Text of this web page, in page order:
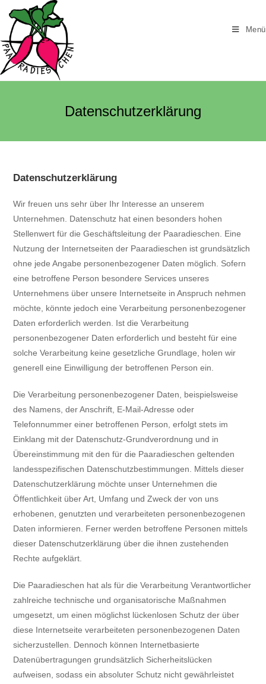
Inhalt
springen
Menü
Datenschutzerklärung
Datenschutzerklärung
Wir freuen uns sehr über Ihr Interesse an unserem
Unternehmen. Datenschutz hat einen besonders hohen
Stellenwert für die Geschäftsleitung der Paaradieschen. Eine
Nutzung der Internetseiten der Paaradieschen ist grundsätzlich
ohne jede Angabe personenbezogener Daten möglich. Sofern
eine betroffene Person besondere Services unseres
Unternehmens über unsere Internetseite in Anspruch nehmen
möchte, könnte jedoch eine Verarbeitung personenbezogener
Daten erforderlich werden. Ist die Verarbeitung
personenbezogener Daten erforderlich und besteht für eine
solche Verarbeitung keine gesetzliche Grundlage, holen wir
generell eine Einwilligung der betroffenen Person ein.
Die Verarbeitung personenbezogener Daten, beispielsweise
des Namens, der Anschrift, E-Mail-Adresse oder
Telefonnummer einer betroffenen Person, erfolgt stets im
Einklang mit der Datenschutz-Grundverordnung und in
Übereinstimmung mit den für die Paaradieschen geltenden
landesspezifischen Datenschutzbestimmungen. Mittels dieser
Datenschutzerklärung möchte unser Unternehmen die
Öffentlichkeit über Art, Umfang und Zweck der von uns
erhobenen, genutzten und verarbeiteten personenbezogenen
Daten informieren. Ferner werden betroffene Personen mittels
dieser Datenschutzerklärung über die ihnen zustehenden
Rechte aufgeklärt.
Die Paaradieschen hat als für die Verarbeitung Verantwortlicher
zahlreiche technische und organisatorische Maßnahmen
umgesetzt, um einen möglichst lückenlosen Schutz der über
diese Internetseite verarbeiteten personenbezogenen Daten
sicherzustellen. Dennoch können Internetbasierte
Datenübertragungen grundsätzlich Sicherheitslücken
aufweisen, sodass ein absoluter Schutz nicht gewährleistet